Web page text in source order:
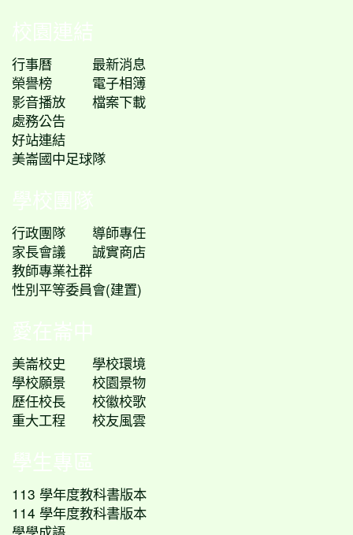
校園連結
行事曆
最新消息
榮譽榜
電子相簿
影音播放
檔案下載
處務公告
好站連結
美崙國中足球隊
學校團隊
行政團隊
導師專任
家長會議
誠實商店
教師專業社群
性別平等委員會(建置)
愛在崙中
美崙校史
學校環境
學校願景
校園景物
歷任校長
校徽校歌
重大工程
校友風雲
學生專區
113 學年度教科書版本
114 學年度教科書版本